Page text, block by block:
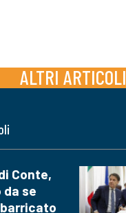
ALTRI ARTICOLI
Conte,
se